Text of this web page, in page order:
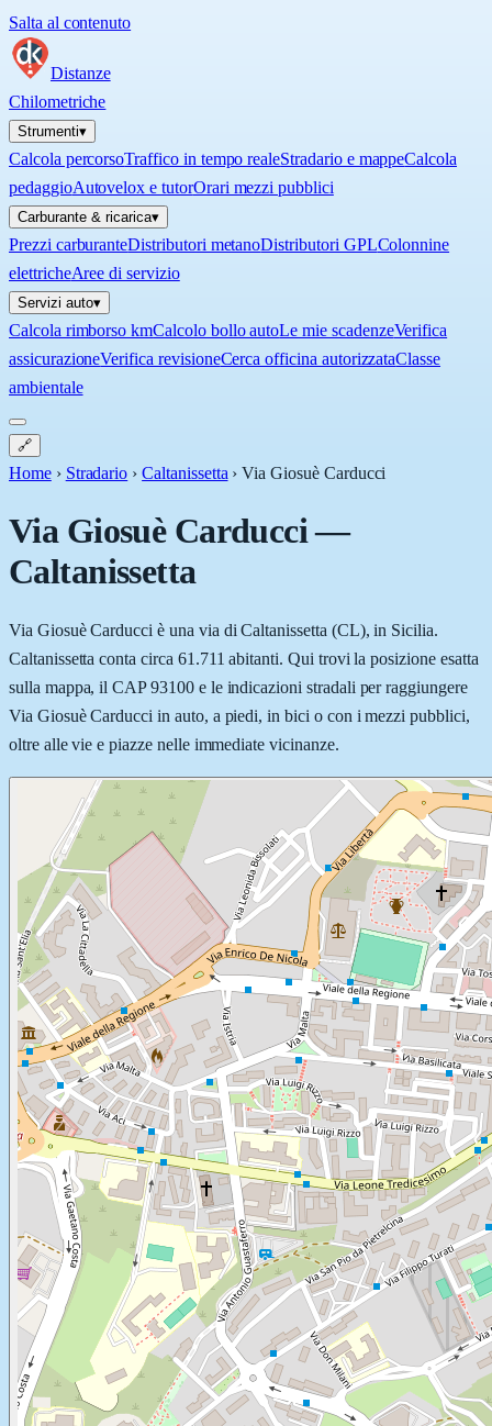
Salta al contenuto
Distanze
Chilometriche
Strumenti▾
Calcola percorsoTraffico in tempo realeStradario e mappeCalcola
pedaggioAutovelox e tutorOrari mezzi pubblici
Carburante & ricarica▾
Prezzi carburanteDistributori metanoDistributori GPLColonnine
elettricheAree di servizio
Servizi auto▾
Calcola rimborso kmCalcolo bollo autoLe mie scadenzeVerifica
assicurazioneVerifica revisioneCerca officina autorizzataClasse
ambientale
🔗
Home › Stradario › Caltanissetta ›Via Giosuè Carducci
Via Giosuè Carducci—
Caltanissetta
Via Giosuè Carducci è una via di Caltanissetta (CL), in Sicilia.
Caltanissetta conta circa 61.711 abitanti. Qui trovi la posizione esatta
sulla mappa, il CAP 93100 e le indicazioni stradali per raggiungere
Via Giosuè Carducci in auto, a piedi, in bici o con i mezzi pubblici,
oltre alle vie e piazze nelle immediate vicinanze.